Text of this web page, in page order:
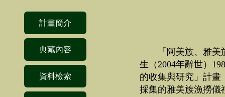
「阿美族、雅美
生（2004年辭世）
的收集與研究」計畫
採集的雅美族漁撈儀
計畫簡介
典藏內容
資料檢索